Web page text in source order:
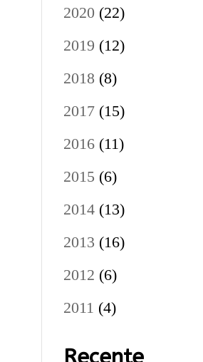
2020 (22)
2019 (12)
2018 (8)
2017 (15)
2016 (11)
2015 (6)
2014 (13)
2013 (16)
2012 (6)
2011 (4)